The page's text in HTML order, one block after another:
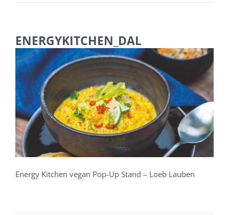
ENERGYKITCHEN_DAL
Energy Kitchen vegan Pop-Up Stand – Loeb Lauben